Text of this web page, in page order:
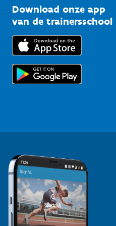
Bedrijven
Trainers en begeleiders
Topsporters
Kennisplatform
Downloads
Voor de pers
Download onze app
van de trainersschool